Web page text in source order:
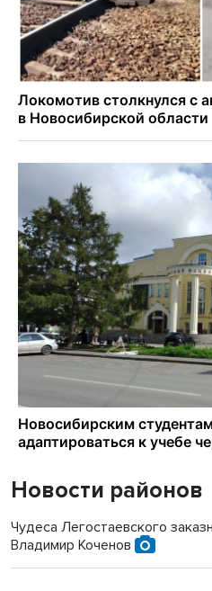
Новости районов
Чудеса Легостаевского
Владимир Коченов